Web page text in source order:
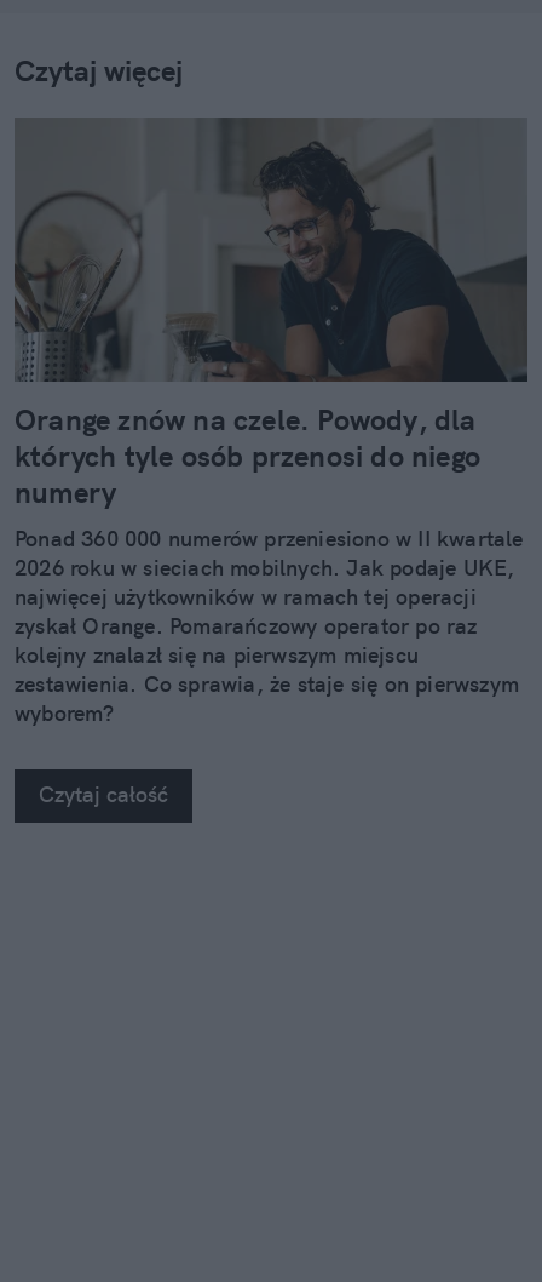
Czytaj więcej
Orange znów na czele. Powody, dla
których tyle osób przenosi do niego
numery
Ponad 360 000 numerów przeniesiono w II kwartale
2026 roku w sieciach mobilnych. Jak podaje UKE,
najwięcej użytkowników w ramach tej operacji
zyskał Orange. Pomarańczowy operator po raz
kolejny znalazł się na pierwszym miejscu
zestawienia. Co sprawia, że staje się on pierwszym
wyborem?
Czytaj całość